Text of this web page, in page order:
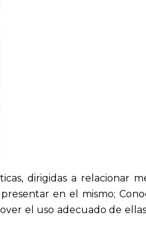
dirigidas a relacionar
en el mismo;
el uso adecuado de